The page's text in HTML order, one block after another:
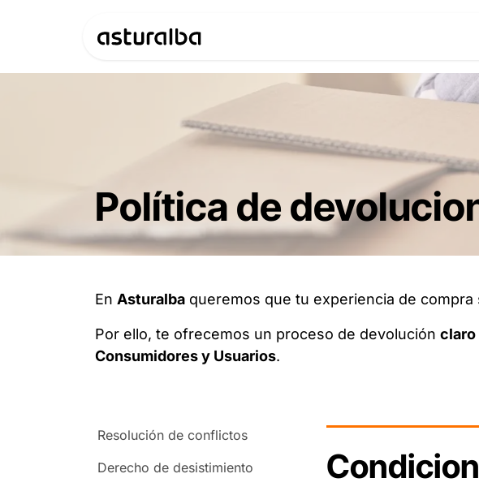
Política de
En Asturalba queremos que tu experiencia de compra
Por ello, te ofrecemos un proceso de devolución claro
Consumidores y Usuarios.
Resolución de conflictos
Derecho de desistimiento